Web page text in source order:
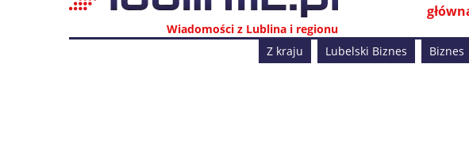
Wiadomości z Lublina i regionu
Z kraju Lubelski Biznes Biznes